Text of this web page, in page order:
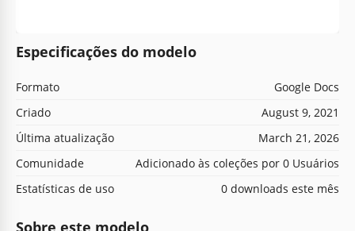
Especificações do modelo
Formato
Google Docs
Criado
August 9, 2021
Última atualização
March 21, 2026
Comunidade
Adicionado às coleções por 0 Usuários
Estatísticas de uso
0 downloads este mês
Sobre este modelo